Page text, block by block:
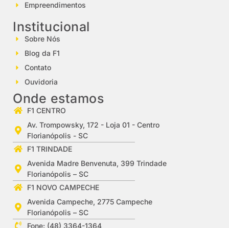
Empreendimentos
Institucional
Sobre Nós
Blog da F1
Contato
Ouvidoria
Onde estamos
F1 CENTRO
Av. Trompowsky, 172 - Loja 01 - Centro
Florianópolis - SC
F1 TRINDADE
Avenida Madre Benvenuta, 399 Trindade
Florianópolis – SC
F1 NOVO CAMPECHE
Avenida Campeche, 2775 Campeche
Florianópolis – SC
Fone: (48) 3364-1364